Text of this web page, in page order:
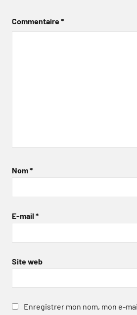
Commentaire*
Nom*
E-mail *
Site web
Enregistrer mon nom, mon e-